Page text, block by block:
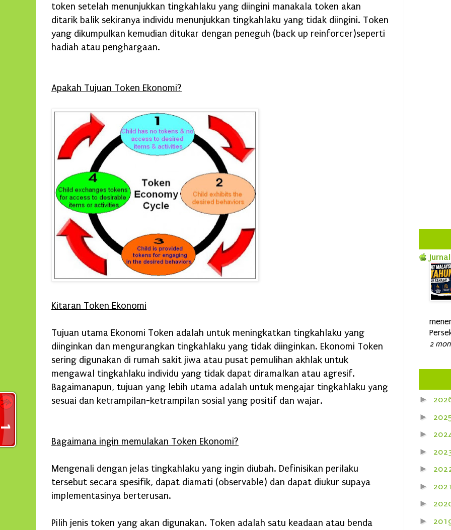
token setelah menunjukkan tingkahlaku yang diingini manakala token akan
ditarik balik sekiranya individu menunjukkan tingkahlaku yang tidak diingini. Token
yang dikumpulkan kemudian ditukar dengan peneguh (back up reinforcer)seperti
hadiah atau penghargaan.
Apakah Tujuan Token Ekonomi?
Kitaran Token Ekonomi
Tujuan utama Ekonomi Token adalah untuk meningkatkan tingkahlaku yang
diinginkan dan mengurangkan tingkahlaku yang tidak diinginkan. Ekonomi Token
sering digunakan di rumah sakit jiwa atau pusat pemulihan akhlak untuk
mengawal tingkahlaku individu yang tidak dapat diramalkan atau agresif.
Bagaimanapun, tujuan yang lebih utama adalah untuk mengajar tingkahlaku yang
sesuai dan ketrampilan-ketrampilan sosial yang positif dan wajar.
Bagaimana ingin memulakan Token Ekonomi?
Mengenali dengan jelas tingkahlaku yang ingin diubah. Definisikan perilaku
tersebut secara spesifik, dapat diamati (observable) dan dapat diukur supaya
implementasinya berterusan.
Pilih jenis token yang akan digunakan. Token adalah satu keadaan atau benda
2
►
►
►
►
►
► 2021
►
►